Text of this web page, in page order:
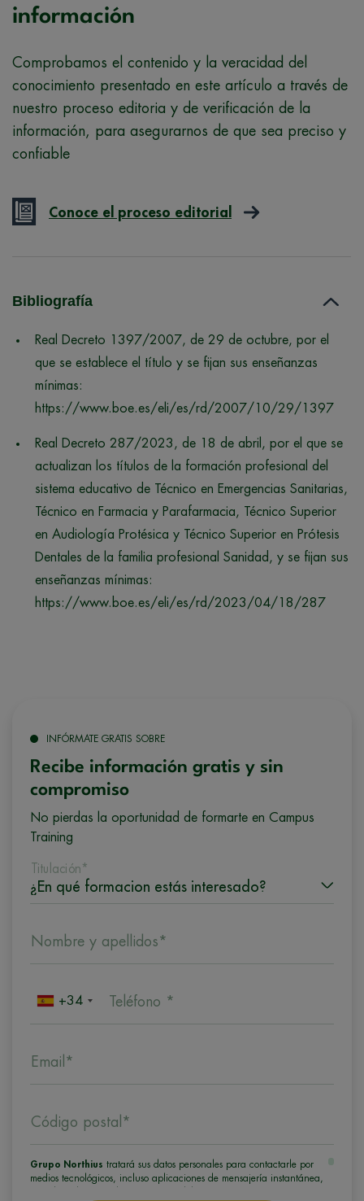
información
Comprobamos el contenido y la veracidad del
conocimiento presentado en este artículo a través de
nuestro proceso editoria y de verificación de la
información, para asegurarnos de que sea preciso y
confiable
Conoce el proceso editorial
Bibliografía
Real Decreto 1397/2007, de 29 de octubre, por el
que se establece el título y se fijan sus enseñanzas
mínimas:
https://www.boe.es/eli/es/rd/2007/10/29/1397
Real Decreto 287/2023, de 18 de abril, por el que se
actualizan los títulos de la formación profesional del
sistema educativo de Técnico en Emergencias Sanitarias,
Técnico en Farmacia y Parafarmacia, Técnico Superior
en Audiología Protésica y Técnico Superior en Prótesis
Dentales de la familia profesional Sanidad, y se fijan sus
enseñanzas mínimas:
https://www.boe.es/eli/es/rd/2023/04/18/287
INFÓRMATE GRATIS SOBRE
Recibe información gratis y sin
compromiso
No pierdas la oportunidad de formarte en Campus
Training
Titulación*
Nombre y apellidos*
+34 Teléfono *
Email*
Código postal*
Grupo Northius tratará sus datos personales para contactarle por
medios tecnológicos, incluso aplicaciones de mensajería instantánea,